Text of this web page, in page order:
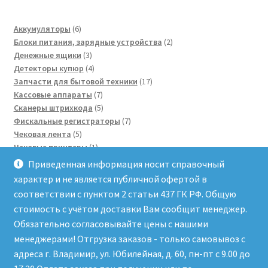
Приведенная информация носит справочный
характер и не является публичной офертой в
соответствии с пунктом 2 статьи 437 ГК РФ. Общую
стоимость с учётом доставки Вам сообщит менеджер.
Обязательно согласовывайте цены с нашими
менеджерами! Отгрузка заказов - только самовывоз с
адреса г. Владимир, ул. Юбилейная, д. 60, пн-пт с 9.00 до
Аккумуляторы 66
товаров
Блоки питания, зарядные устройства 22
Денежные ящики 33
товара
Детекторы купюр 44
товара
Запчасти для бытовой техники 1717
Кассовые аппараты 77
товаров
Сканеры штрихкода 55
товаров
Фискальные регистраторы 77
Чековая лента 55
товаров
Чековые принтеры 11
товар
Электронные весы 3
товара
© Сервисный центр "Рост-Сервис" 2026